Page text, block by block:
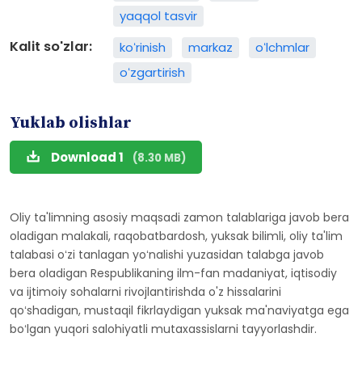
yaqqol tasvir
Kalit so'zlar: koʻrinish markaz
oʻlchmlar
oʻzgartirish
Yuklab olishlar
Download 1 (8.30 MB)
Oliy ta'limning asosiy maqsadi zamon talablariga javob bera
oladigan malakali, raqobatbardosh, yuksak bilimli, oliy ta'lim
talabasi oʻzi tanlagan yoʻnalishi yuzasidan talabga javob
bera oladigan Respublikaning ilm-fan madaniyat, iqtisodiy
va ijtimoiy sohalarni rivojlantirishda o'z hissalarini
qoʻshadigan, mustaqil fikrlaydigan yuksak ma'naviyatga ega
boʻlgan yuqori salohiyatli mutaxassislarni tayyorlashdir.